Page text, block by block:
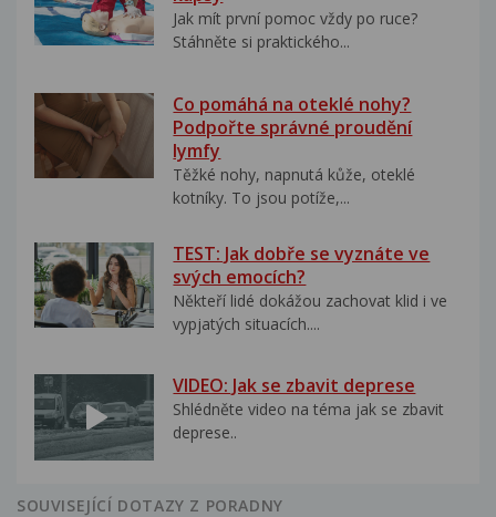
Jak mít první pomoc vždy po ruce?
Stáhněte si praktického...
Co pomáhá na oteklé nohy?
Podpořte správné proudění
lymfy
Těžké nohy, napnutá kůže, oteklé
kotníky. To jsou potíže,...
TEST: Jak dobře se vyznáte ve
svých emocích?
Někteří lidé dokážou zachovat klid i ve
vypjatých situacích....
VIDEO: Jak se zbavit deprese
Shlédněte video na téma jak se zbavit
deprese..
SOUVISEJÍCÍ DOTAZY Z PORADNY